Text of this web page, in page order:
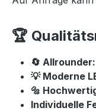
🏆
🔄 Allrounder:
💡 Moderne
🔩
Individuelle